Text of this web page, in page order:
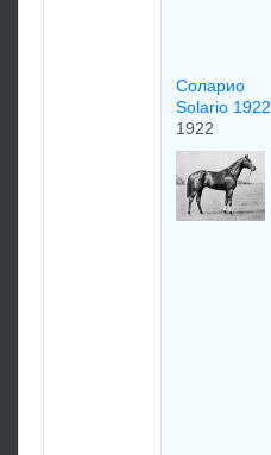
Соларио
Solario 1922
1922